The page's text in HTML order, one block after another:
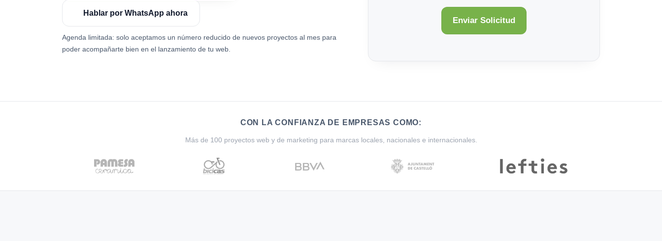
Hablar por WhatsApp ahora
Agenda limitada: solo aceptamos un número reducido de nuevos proyectos al mes para
poder acompañarte bien en el lanzamiento de tu web.
CON LA CONFIANZA DE EMPRESAS COMO:
Más de 100 proyectos web y de marketing para marcas locales, nacionales e internacionales.